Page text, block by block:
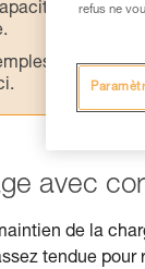
à refaire
de
avec
de la
tendue
refus ne